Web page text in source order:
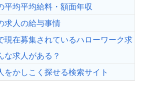
平均平均給料・額面年収
求人の給与事情
現在募集されているハローワーク求
な求人がある？
をかしこく探せる検索サイト